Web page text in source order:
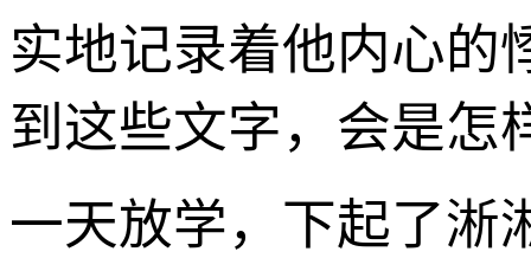
实地记录着他内心的
到这些文字，会是怎
一天放学，下起了淅